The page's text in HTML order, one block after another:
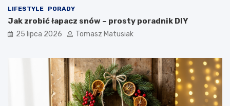
LIFESTYLE PORADY
Jak zrobić łapacz snów – prosty poradnik DIY
25 lipca 2026 Tomasz Matusiak